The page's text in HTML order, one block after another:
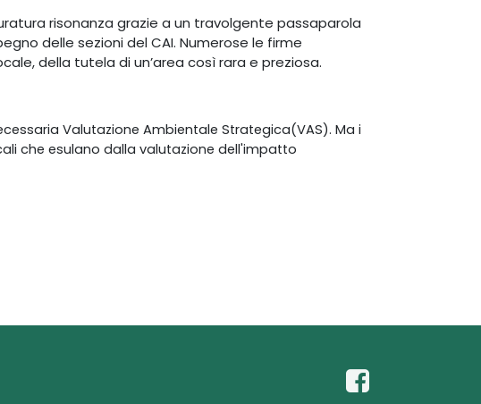
risonanza grazie a un travolgente passaparola
delle sezioni del CAI. Numerose le firme
della tutela di un’area così rara e preziosa.
Valutazione Ambientale Strategica(VAS). Ma i
che esulano dalla valutazione dell'impatto